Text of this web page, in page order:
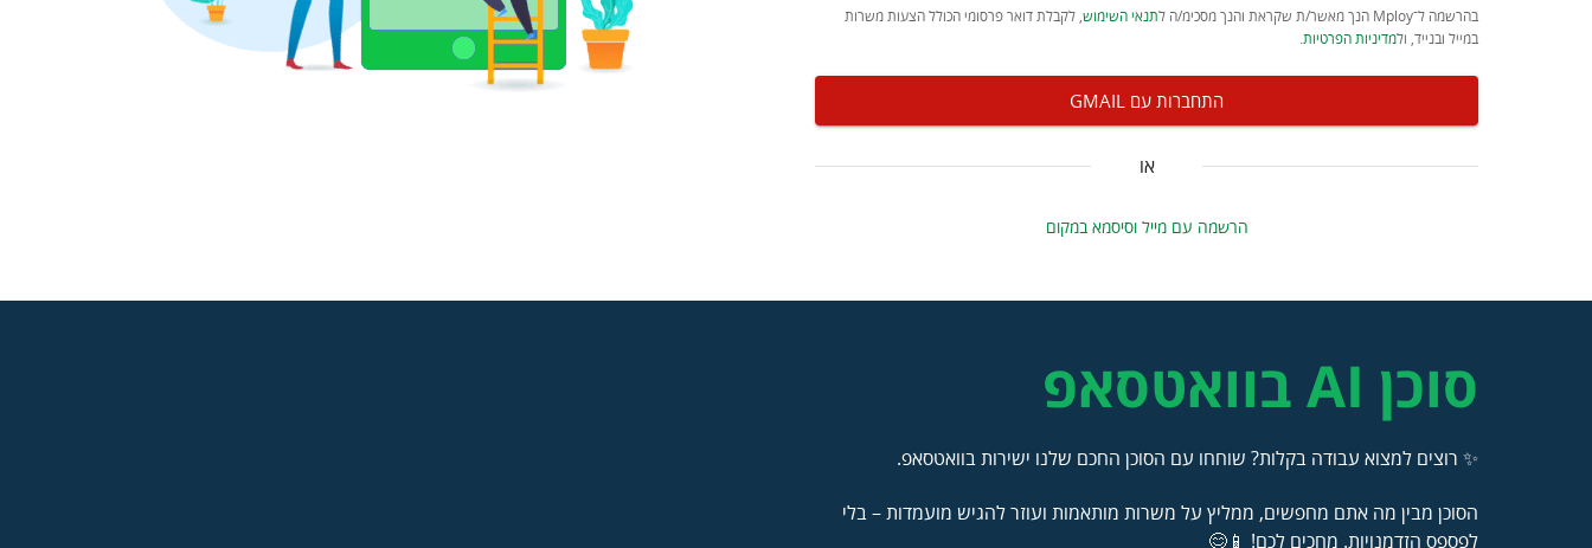
בהרשמה ל־Mploy הנך מאשר/ת שקראת והנך מסכימ/ה ל תנאי השימוש, לקבלת דואר פרסומי הכולל הצעות משרות
במייל ובנייד, ולמדיניות הפרטיות.
התחברות עם GMAIL
או
הרשמה עם מייל וסיסמא במקום
סוכן AI בוואטסאפ
✨ רוצים למצוא עבודה בקלות? שוחחו עם הסוכן החכם שלנו ישירות בוואטסאפ.
הסוכן מבין מה אתם מחפשים, ממליץ על משרות מותאמות ועוזר להגיש מועמדות – בלי
לפספס הזדמנויות. מחכים לכם! 📱😊